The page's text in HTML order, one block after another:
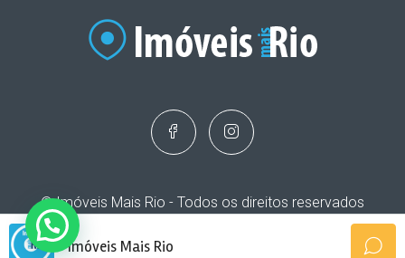
© Imóveis Mais Rio - Todos os direitos reservados
Imóveis Mais Rio